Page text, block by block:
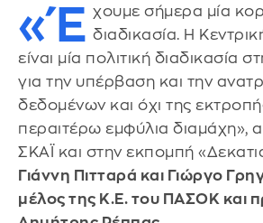
«Έ χουμε σήμερα μία
διαδικασία. Η
είναι μία πολιτική διαδικασία
για την υπέρβαση και την
δεδομένων και όχι της
περαιτέρω εμφύλια διαμάχη»,
ΣΚΑΪ και στην εκπομπή
Γιάννη Πιτταρά και Γιώργο
μέλος της Κ.Ε. του ΠΑΣΟΚ και